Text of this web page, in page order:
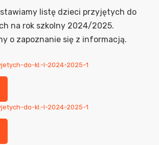
listę dzieci przyjętych do
na rok szkolny 2024/2025.
o zapoznanie się z informacją.
do-kl.-I-2024-2025-1
do-kl.-I-2024-2025-1